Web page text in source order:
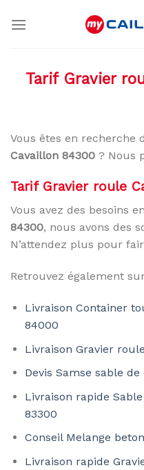
Tarif Gravier
Vous êtes en recherche
Cavaillon 84300 ? Nous
Tarif Gravier roule
Vous avez des besoins en
84300, nous avons des
N’attendez plus pour
Retrouvez également
Livraison Container
84000
Livraison Gravier
Devis Samse sable
Livraison rapide
83300
Conseil Melange
Livraison rapide